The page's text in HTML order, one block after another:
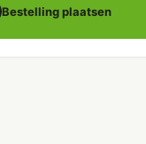
Bestelling plaatsen